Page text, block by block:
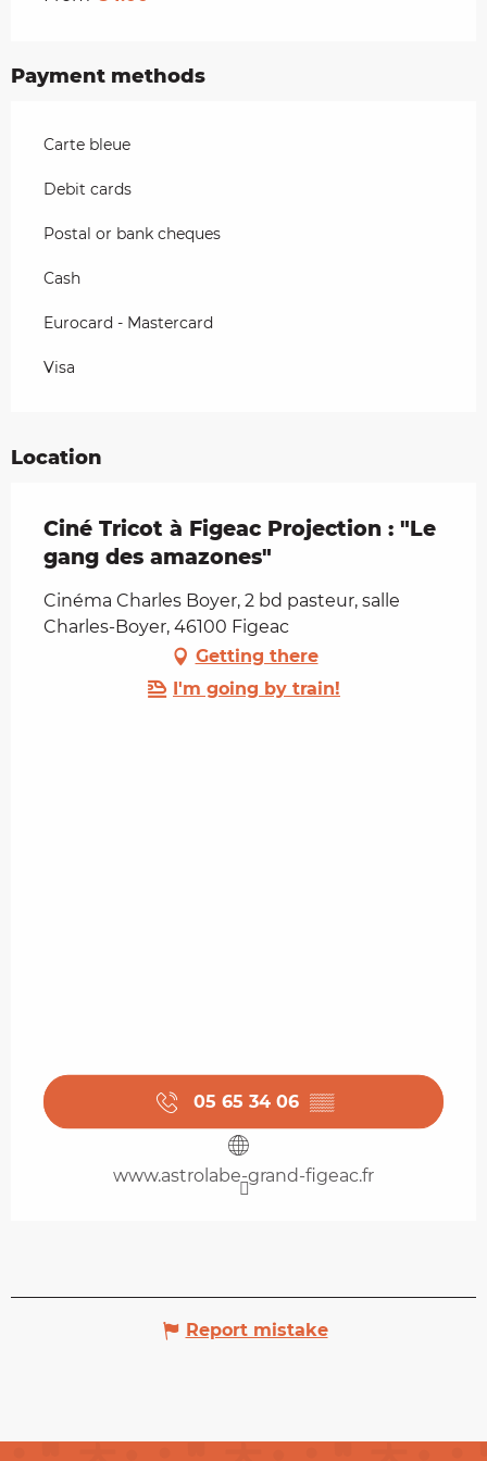
Payment methods
Carte bleue
Debit cards
Postal or bank cheques
Cash
Eurocard - Mastercard
Visa
Location
Ciné Tricot à Figeac Projection : "Le
gang des amazones"
Cinéma Charles Boyer, 2 bd pasteur, salle
Charles-Boyer, 46100 Figeac
Getting there
I'm going by train!
05 65 34 06 ▒▒
www.astrolabe-grand-figeac.fr
Report mistake